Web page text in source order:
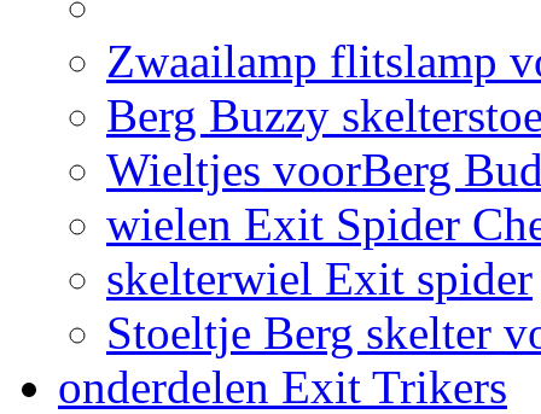
Zwaailamp flitslamp
Berg Buzzy
Wieltjes voorBerg
wielen Exit Spider
skelterwiel Exit spider
Stoeltje Berg skelter
onderdelen Exit Trikers